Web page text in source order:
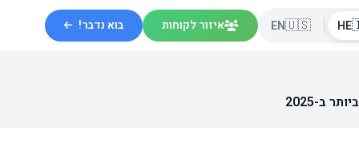
HE
🇺🇸
EN איזור לקוחות בוא נדבר!